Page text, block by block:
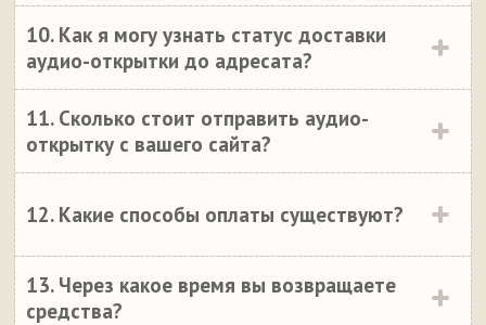
10. Как я могу узнать статус доставки
аудио-открытки до адресата?
11. Сколько стоит отправить аудио-
открытку с вашего сайта?
12. Какие способы оплаты существуют?
13. Через какое время вы возвращаете
средства?